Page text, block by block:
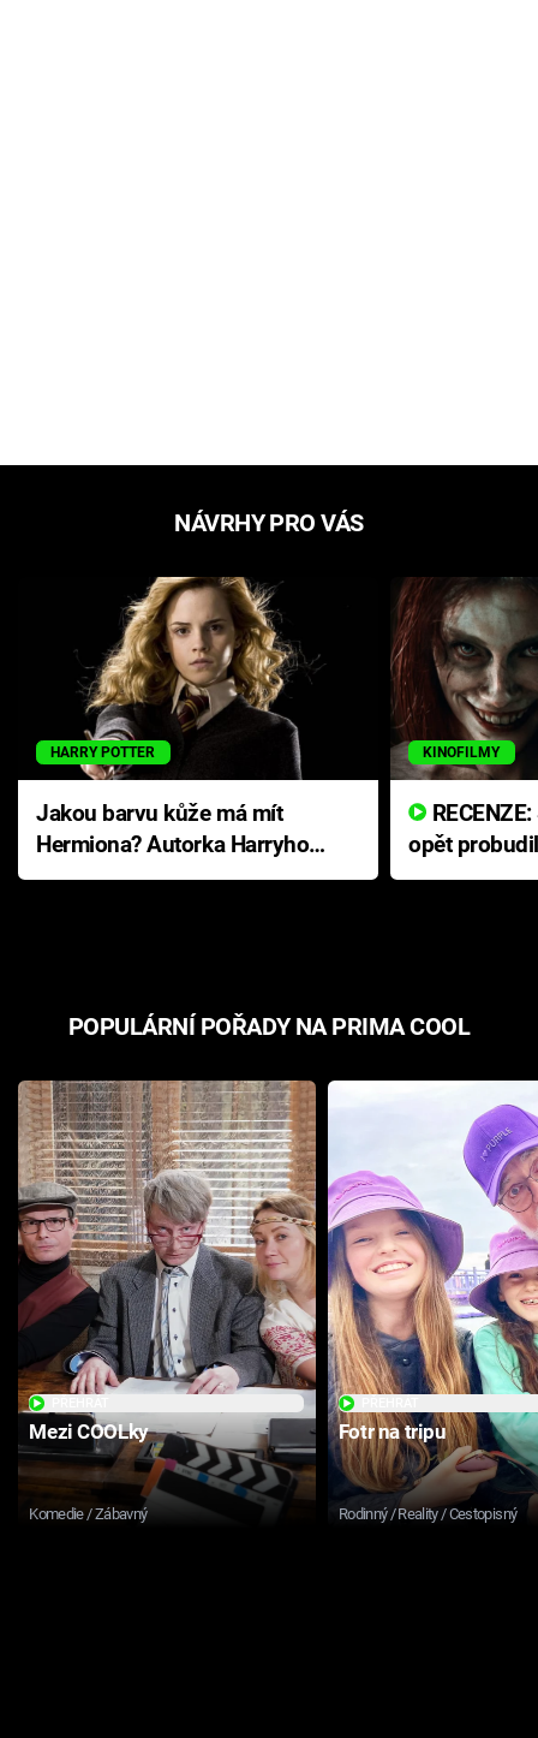
NÁVRHY PRO VÁS
HARRY POTTER
Jakou barvu kůže má mít
Hermiona? Autorka Harryho
Pottera přišla s ráznou
KINOFILMY
opět
přichází s
POPULÁRNÍ POŘADY NA PRIMA COOL
Mezi COOLky
Komedie / Zábavný
Fotr na tripu
Rodinný / Reality / Cestopisný